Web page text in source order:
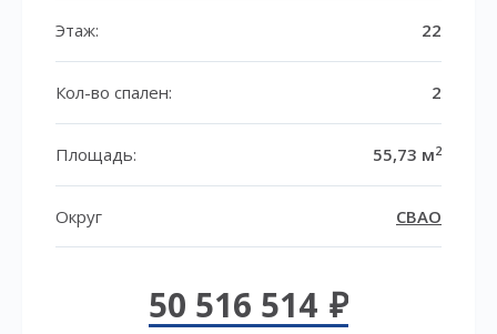
Этаж: 22
Кол-во спален: 2
Площадь: 55,73 м2
Округ СВАО
50 516 514